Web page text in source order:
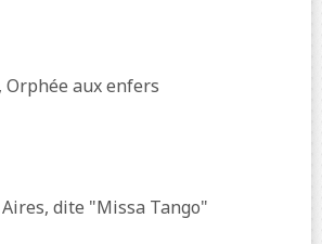
Orphée aux enfers
dite "Missa Tango"